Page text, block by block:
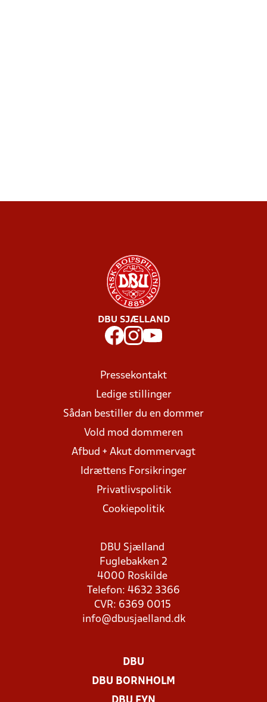
DBU SJÆLLAND
Pressekontakt
Ledige stillinger
Sådan bestiller du en dommer
Vold mod dommeren
Afbud + Akut dommervagt
Idrættens Forsikringer
Privatlivspolitik
Cookiepolitik
DBU Sjælland
Fuglebakken 2
4000 Roskilde
Telefon: 4632 3366
CVR: 6369 0015
info@dbusjaelland.dk
DBU
DBU BORNHOLM